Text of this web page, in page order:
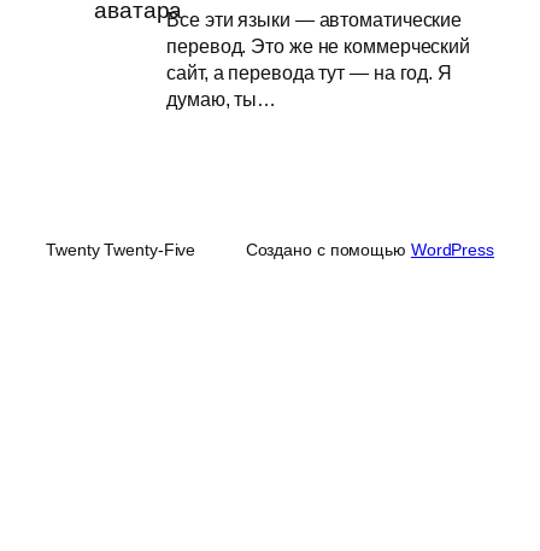
Все эти языки — автоматические
перевод. Это же не коммерческий
сайт, а перевода тут — на год. Я
думаю, ты…
Twenty Twenty-Five Создано с помощью WordPress